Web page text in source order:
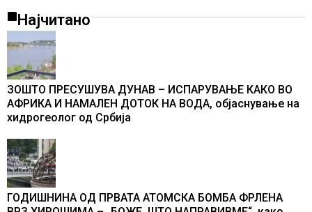
Најчитано
ЗОШТО ПРЕСУШУВА ДУНАВ – ИСПАРУВАЊЕ КАКО ВО
АФРИКА И НАМАЛЕН ДОТОК НА ВОДА, објаснување на
хидрогеолог од Србија
ГОДИШНИНА ОД ПРВАТА АТОМСКА БОМБА ФРЛЕНА